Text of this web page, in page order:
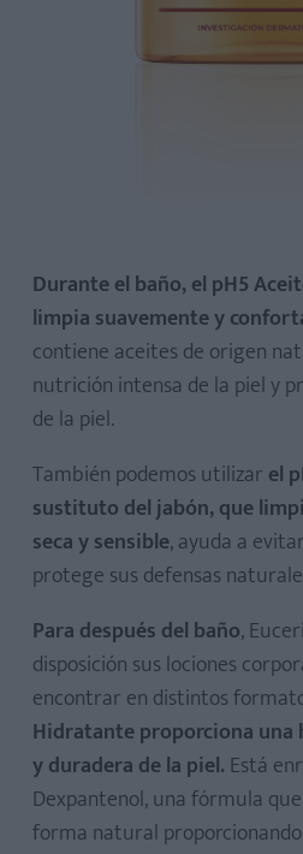
Durante el baño, el pH5
limpia suavemente y
contiene aceites de origen
nutrición intensa de la piel y
de la piel.
También podemos utilizar el
sustituto del jabón, que
seca y sensible, ayuda a
protege sus defensas
Para después del baño,
disposición sus lociones
encontrar en distintos
Hidratante proporciona
y duradera de la piel. Está
Dexpantenol, una fórmula
forma natural